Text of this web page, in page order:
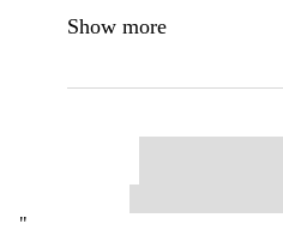
Show more
"